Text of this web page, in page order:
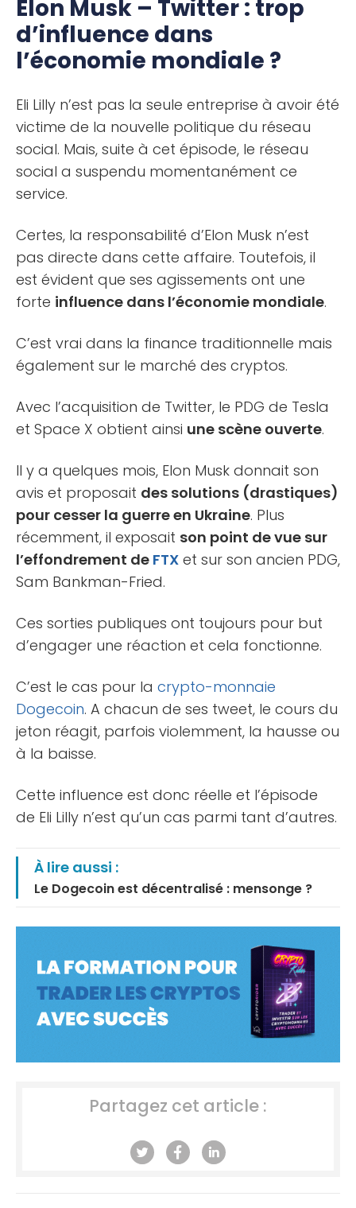
Elon Musk – Twitter : trop
d’influence dans
l’économie mondiale ?
Eli Lilly n’est pas la seule entreprise à avoir été
victime de la nouvelle politique du réseau
social. Mais, suite à cet épisode, le réseau
social a suspendu momentanément ce
service.
Certes, la responsabilité d’Elon Musk n’est
pas directe dans cette affaire. Toutefois, il
est évident que ses agissements ont une
forte influence dans l’économie mondiale.
C’est vrai dans la finance traditionnelle mais
également sur le marché des cryptos.
Avec l’acquisition de Twitter, le PDG de Tesla
et Space X obtient ainsi une scène ouverte.
Il y a quelques mois, Elon Musk donnait son
avis et proposait des solutions (drastiques)
pour cesser la guerre en Ukraine. Plus
récemment, il exposait son point de vue sur
l’effondrement de FTX et sur son ancien PDG,
Sam Bankman-Fried.
Ces sorties publiques ont toujours pour but
d’engager une réaction et cela fonctionne.
C’est le cas pour la crypto-monnaie
Dogecoin. A chacun de ses tweet, le cours du
jeton réagit, parfois violemment, la hausse ou
à la baisse.
Cette influence est donc réelle et l’épisode
de Eli Lilly n’est qu’un cas parmi tant d’autres.
À lire aussi :
Le Dogecoin est décentralisé : mensonge ?
Partagez cet article :